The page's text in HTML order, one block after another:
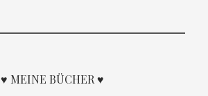
♥ MEINE BÜCHER ♥